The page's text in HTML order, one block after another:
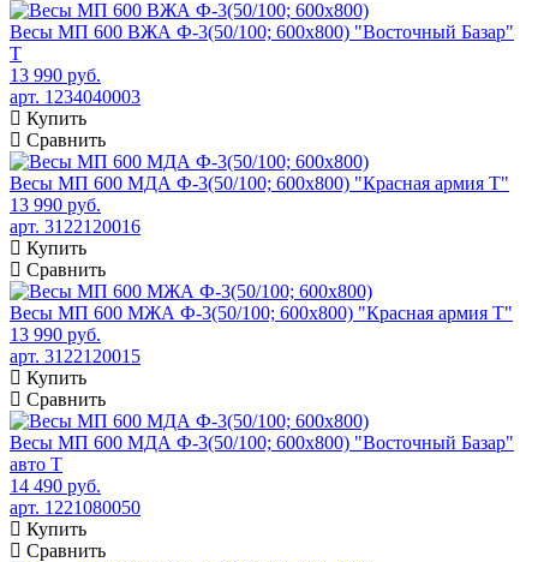
Весы МП 600 ВЖА Ф-3(50/100; 600х800) "Восточный Базар"
Т
13 990 руб.
арт. 1234040003
Купить
Сравнить
Весы МП 600 МДА Ф-3(50/100; 600х800) "Красная армия Т"
13 990 руб.
арт. 3122120016
Купить
Сравнить
Весы МП 600 МЖА Ф-3(50/100; 600х800) "Красная армия Т"
13 990 руб.
арт. 3122120015
Купить
Сравнить
Весы МП 600 МДА Ф-3(50/100; 600х800) "Восточный Базар"
авто Т
14 490 руб.
арт. 1221080050
Купить
Сравнить